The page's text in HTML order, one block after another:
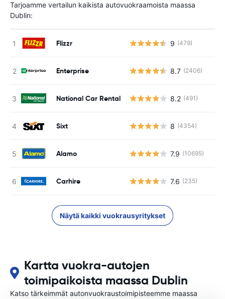
Tarjoamme vertailun kaikista autovuokraamoista maassa
Dublin:
Flizzr 9 (479)
Enterprise 8.7 (2406)
National Car Rental 8.2 (491)
Sixt 8 (4354)
Alamo 7.9 (10695)
Carhire 7.6 (235)
Näytä kaikki vuokrausyritykset
Kartta vuokra-autojen
toimipaikoista maassa Dublin
Katso tärkeimmät autonvuokraustoimipisteemme maassa